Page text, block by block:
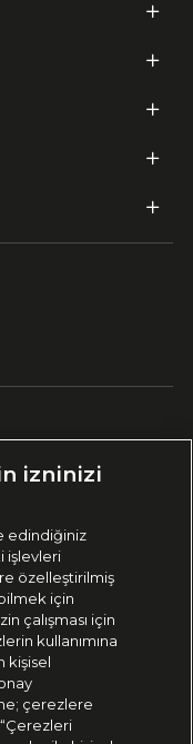
izninizi
edindiğiniz
işlevleri
özelleştirilmiş
için
çalışması için
kullanımına
kişisel
çerezlere